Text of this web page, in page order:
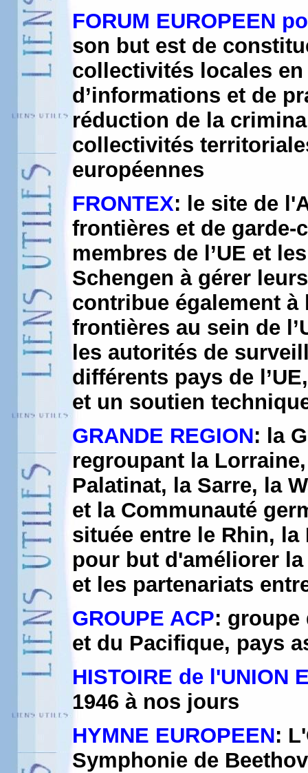
FORUM EUROPEEN
son but est de
collectivités locales en
d’informations et de
réduction de la
collectivités
européennes
FRONTEX: le site de
frontières et de garde-
membres de l’UE et
Schengen à gérer
contribue également
frontières au sein de
les autorités de
différents pays de
et un soutien
GRANDE REGION: la
regroupant la
Palatinat, la Sarre, la
et la Communauté
située entre le Rhin, la
pour but d'améliorer
et les partenariats
GROUPE ACP: groupe
et du Pacifique, pays
HISTOIRE de l'UNION
1946 à nos jours
HYMNE EUROPEEN:
Symphonie de